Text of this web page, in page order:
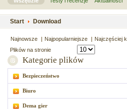
Start Download
Najnowsze Najpopularniejsze Najczęściej
Plików na stronie
Kategorie plików
Bezpieczeństwo
Biuro
Dema gier